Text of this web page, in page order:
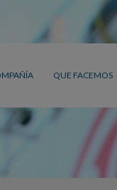
QUE FACEMOS